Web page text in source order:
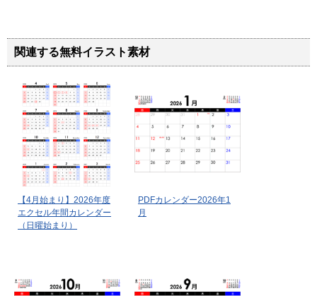
関連する無料イラスト素材
【4月始まり】2026年度
エクセル年間カレンダー
（日曜始まり）
PDFカレンダー2026年1
月